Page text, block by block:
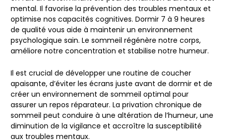
mental. Il favorise la prévention des troubles mentaux et
optimise nos capacités cognitives. Dormir 7 à 9 heures
de qualité vous aide à maintenir un environnement
psychologique sain. Le sommeil régénère notre corps,
améliore notre concentration et stabilise notre humeur.
Il est crucial de développer une routine de coucher
apaisante, d’éviter les écrans juste avant de dormir et de
créer un environnement de sommeil optimal pour
assurer un repos réparateur. La privation chronique de
sommeil peut conduire à une altération de l’humeur, une
diminution de la vigilance et accroître la susceptibilité
aux troubles mentaux.